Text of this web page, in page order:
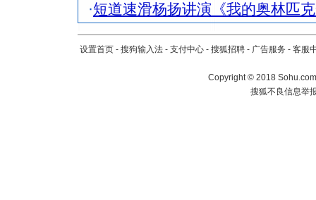
·短道速滑杨扬讲演《我的奥林匹
设置首页 - 搜狗输入法 - 支付中心 - 搜狐招聘 - 广告服务 - 客服
Copyright©2018
搜狐不良信息举